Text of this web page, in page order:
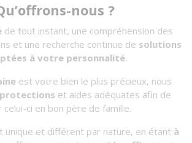
nous ?
de tout instant, une compréhension des
et une recherche continue de solutions
à votre personnalité.
est votre bien le plus précieux, nous
protections et aides adéquates afin de
celui-ci en bon père de famille.
unique et différent par nature, en étant à